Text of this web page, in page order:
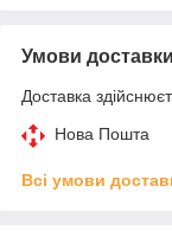
Умови доставки
Доставка
Нова Пошта
Всі умови